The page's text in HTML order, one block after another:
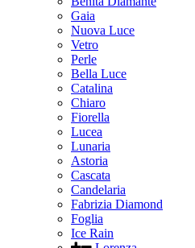
Gaia
Nuova Luce
Vetro
Perle
Bella Luce
Сatalina
Chiaro
Fiorella
Lucea
Lunaria
Astoria
Cascata
Candelaria
Fabrizia Diamond
Foglia
Ice Rain